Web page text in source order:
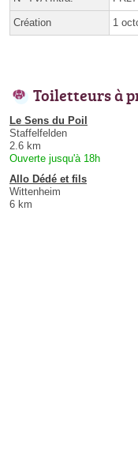
Création 1
Toiletteurs à
Le Sens du Poil
Staffelfelden
2.6 km
Ouverte jusqu'à 18h
Allo Dédé et fils
Wittenheim
6 km